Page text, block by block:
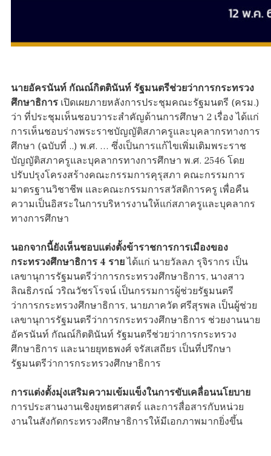
นายอัครนันท์ กัณณ์กิตตินันท์ รัฐมนตรีช่วยว่าการกระทรวง
ศึกษาธิการ เปิดเผยภายหลังการประชุมคณะรัฐมนตรี (ครม.)
ว่า ที่ประชุมเห็นชอบวาระสำคัญด้านการศึกษา 2 เรื่อง ได้แก่
การเห็นชอบร่างพระราชบัญญัติสภาครูและบุคลากรทางการ
ศึกษา (ฉบับที่ ..) พ.ศ. … ซึ่งเป็นการแก้ไขเพิ่มเติมพระราช
บัญญัติสภาครูและบุคลากรทางการศึกษา พ.ศ. 2546 โดย
ปรับปรุงโครงสร้างคณะกรรมการคุรุสภา คณะกรรมการ
มาตรฐานวิชาชีพ และคณะกรรมการสวัสดิการครู เพื่อคืน
ความเป็นอิสระในการบริหารงานให้แก่สภาครูและบุคลากร
ทางการศึกษา
นอกจากนี้ยังเห็นชอบแต่งตั้งข้าราชการการเมืองของ
กระทรวงศึกษาธิการ 4 รายได้แก่ นายวัลลภ รุจิรากร เป็น
เลขานุการรัฐมนตรีว่าการกระทรวงศึกษาธิการ, นางสาว
ลิณธิภรณ์ วริณวัชรโรจน์ เป็นกรรมการผู้ช่วยรัฐมนตรี
ว่าการกระทรวงศึกษาธิการ, นายภาควัต ศรีสุรพล เป็นผู้ช่วย
เลขานุการรัฐมนตรีว่าการกระทรวงศึกษาธิการ ช่วยงานนาย
อัครนันท์ กัณณ์กิตตินันท์ รัฐมนตรีช่วยว่าการกระทรวง
ศึกษาธิการ และนายยุทธพงศ์ จรัสเสถียร เป็นที่ปรึกษา
รัฐมนตรีว่าการกระทรวงศึกษาธิการ
การแต่งตั้งมุ่งเสริมความเข้มแข็งในการขับเคลื่อนนโยบาย
การประสานงานเชิงยุทธศาสตร์ และการสื่อสารกับหน่วย
งานในสังกัดกระทรวงศึกษาธิการให้มีเอกภาพมากยิ่งขึ้น